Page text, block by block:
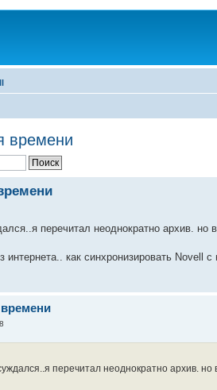
времени
перечитал неоднократно архив. но
интернета.. как синхронизировать Novell
перечитал неоднократно архив. но